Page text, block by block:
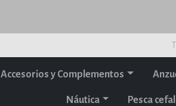
Accesorios y Complementos
Náutica Pesca